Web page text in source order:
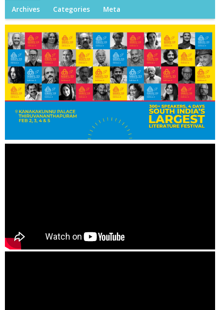
Archives Categories Meta